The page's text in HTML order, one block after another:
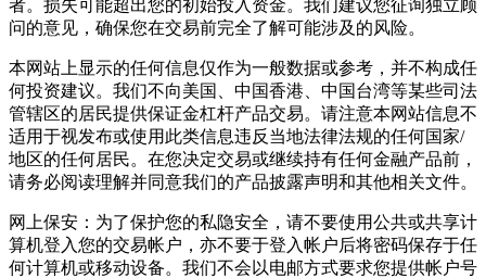
者。损失可能超出您的初始投入资金。我们建议您征询独立顾
问的意见，确保您在交易前完全了解可能涉及的风险。
本网站上显示的任何信息仅作为一般数据或参考，并不构成任
何投资建议。我们不向美国、中国香港、中国台湾等某些司法
管辖区的居民提供保证金杠杆产品交易。请注意本网站信息不
适用于视发布或使用此类信息违反当地法律法规的任何国家/
地区的任何居民。在您决定交易或继续持有任何金融产品前，
请务必阅读理解并同意我们的产品披露声明和其他相关文件。
网上保安：为了保护您的私隐安全，请不要使用公共或共享计
算机登入您的交易帐户，亦不要于登入帐户后将密码保存于任
何计算机或移动设备。我们不会以电邮方式要求您提供帐户号